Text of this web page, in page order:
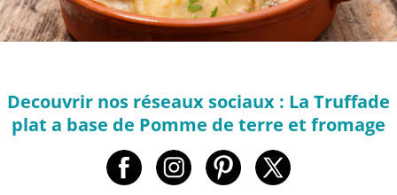
Decouvrir nos réseaux sociaux : La Truffade
plat a base de Pomme de terre et fromage